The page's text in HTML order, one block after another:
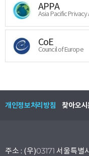
APPA
Asia Pacific
CoE
Council of Europe
개인정보처리방침 찾아오시
주소 : (우)03171 서울특별